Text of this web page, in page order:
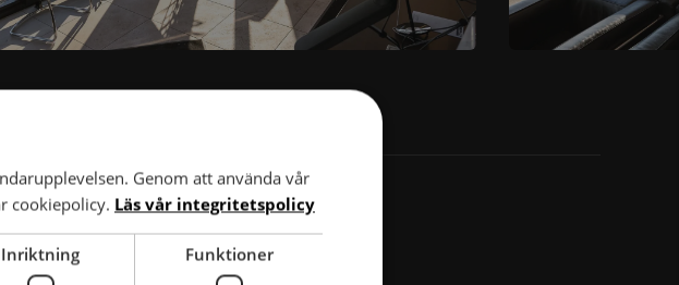
Lastbilsdäck
Traktordäck
Genom att använda vår
cookiepolicy. Läs vår integritetspolicy
Inriktning Funktioner